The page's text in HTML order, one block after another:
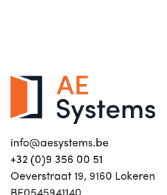
info@aesystems.be
+32 (0)9 356 00 51
Oeverstraat 19, 9160 Lokeren